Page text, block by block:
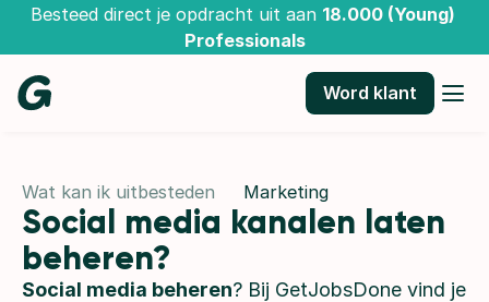
Besteed direct je opdracht uit aan 18.000 (Young)
Professionals
Word klant
Wat kan ik uitbesteden Marketing
Social media kanalen laten
beheren?
Social media beheren? Bij GetJobsDone vind je